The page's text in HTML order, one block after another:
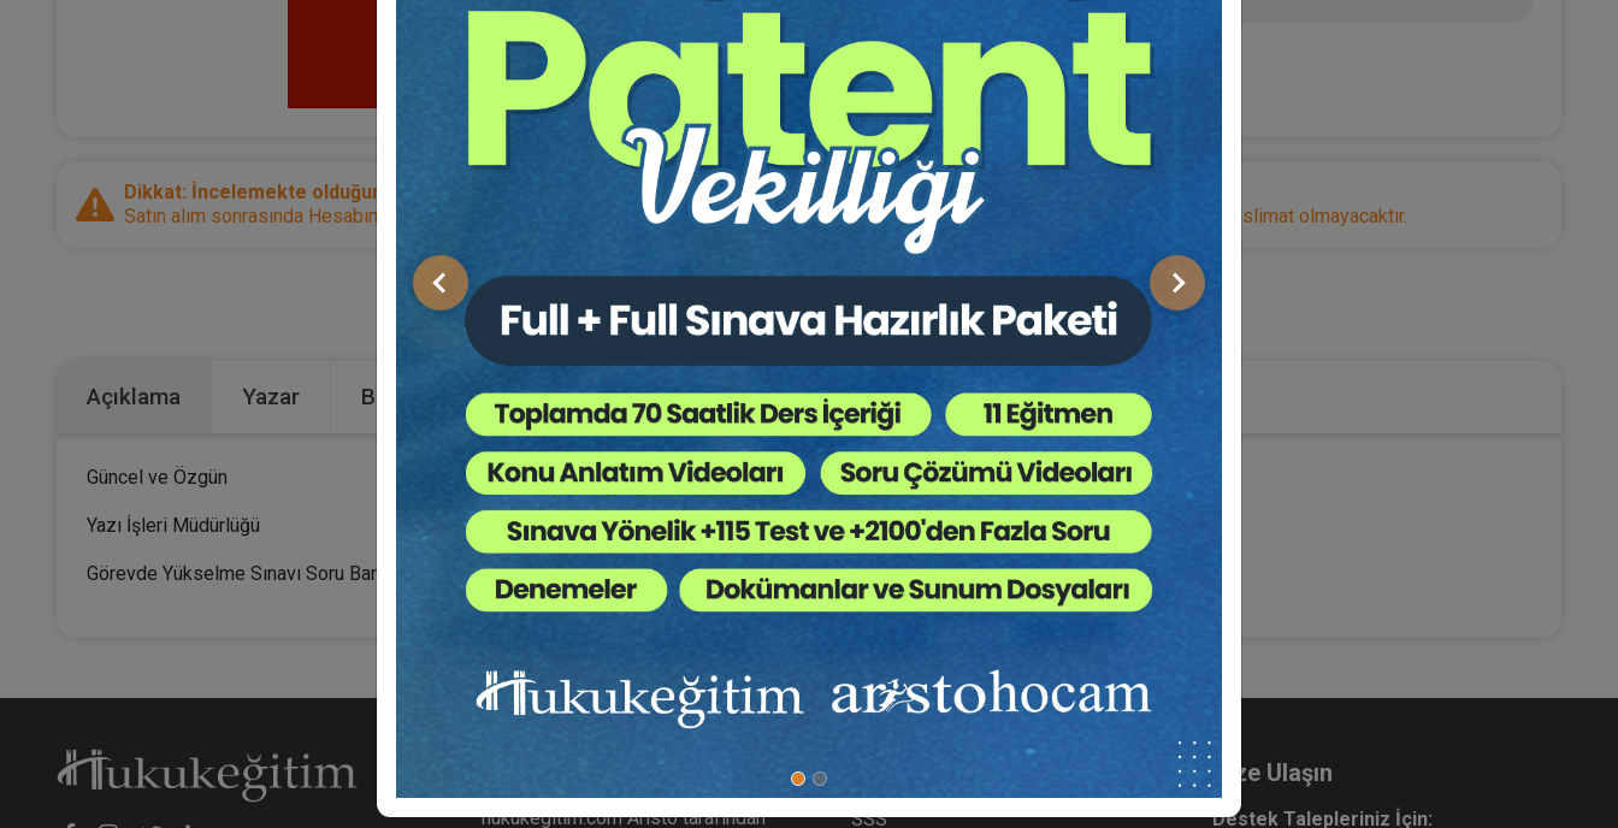
Önceki Sonraki
Sepete Ekle
Dikkat: İncelemekte olduğunuz ürün bir e-kitaptır.
Satın alım sonrasında Hesabım sayfanız üzerinden direkt olarak ulaşabilir ve cihazlarınızdan okuyabilirsiniz. Adresinize herhangi bir teslimat olmayacaktır.
Kategoriler: Bütün Hukuk Kitapları, Sınav Kitapları
Açıklama Yazar Bu Kitap İçin Kaç Ağaç Kesiliyor ?
Güncel ve Özgün
Yazı İşleri Müdürlüğü
Görevde Yükselme Sınavı Soru Bankası 2020
hukukegitim.com Aristo tarafından SSS
Bize Ulaşın
Destek Talepleriniz İçin: